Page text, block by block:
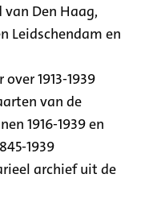
Den Haag,
Leidschendam en
1913-1939
van de
1916-1939 en
1939
archief uit de